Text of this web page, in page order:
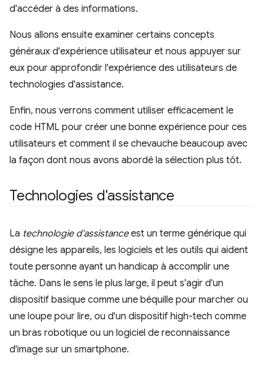
d'accéder à des informations.
Nous allons ensuite examiner certains concepts
généraux d'expérience utilisateur et nous appuyer sur
eux pour approfondir l'expérience des utilisateurs de
technologies d'assistance.
Enfin, nous verrons comment utiliser efficacement le
code HTML pour créer une bonne expérience pour ces
utilisateurs et comment il se chevauche beaucoup avec
la façon dont nous avons abordé la sélection plus tôt.
Technologies d'assistance
La technologie d'assistanceest un terme générique qui
désigne les appareils, les logiciels et les outils qui aident
toute personne ayant un handicap à accomplir une
tâche. Dans le sens le plus large, il peut s'agir d'un
dispositif basique comme une béquille pour marcher ou
une loupe pour lire, ou d'un dispositif high-tech comme
un bras robotique ou un logiciel de reconnaissance
d'image sur un smartphone.